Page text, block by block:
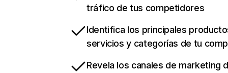
tráfico de tus competidores
Identifica los principales
servicios y categorías de tu
Revela los canales de marketing